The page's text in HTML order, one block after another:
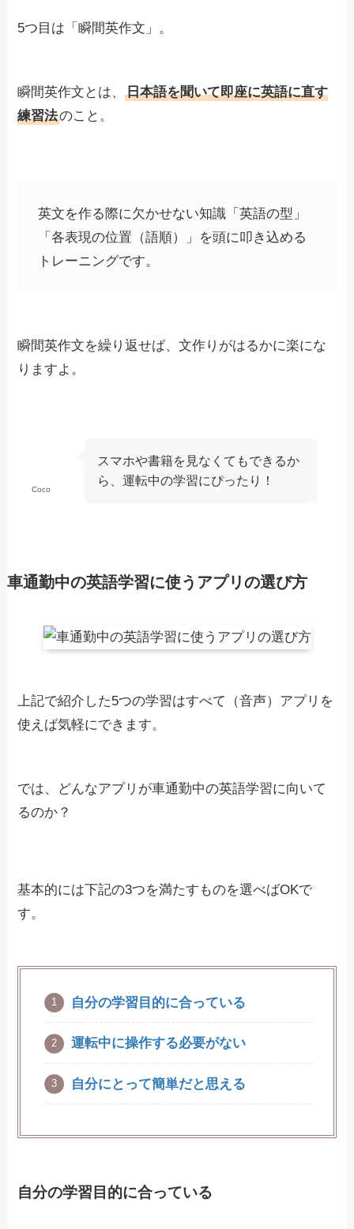
5つ目は「瞬間英作文」。
瞬間英作文とは、日本語を聞いて即座に英語に直す
練習法のこと。
英文を作る際に欠かせない知識「英語の型」
「各表現の位置（語順）」を頭に叩き込める
トレーニングです。
瞬間英作文を繰り返せば、文作りがはるかに楽にな
りますよ。
Coco
スマホや書籍を見なくてもできるか
ら、運転中の学習にぴったり！
車通勤中の英語学習に使うアプリの選び方
上記で紹介した5つの学習はすべて（音声）アプリを
使えば気軽にできます。
では、どんなアプリが車通勤中の英語学習に向いて
るのか？
基本的には下記の3つを満たすものを選べばOKで
す。
自分の学習目的に合っている
運転中に操作する必要がない
自分にとって簡単だと思える
自分の学習目的に合っている